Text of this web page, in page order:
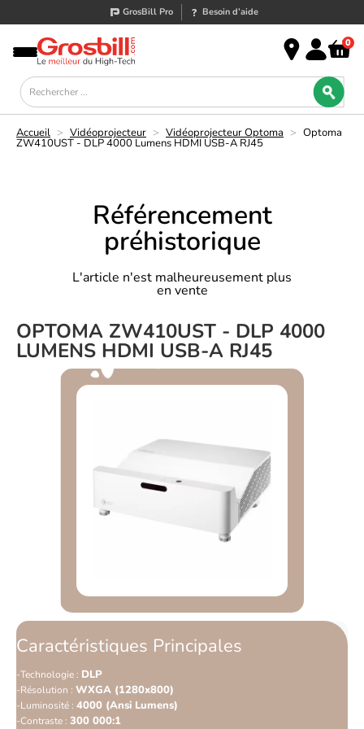
GrosBill Pro Besoin d’aide
0
Accueil > Vidéoprojecteur > Vidéoprojecteur Optoma > Optoma
ZW410UST - DLP 4000 Lumens HDMI USB-A RJ45
Référencement
préhistorique
L'article n'est malheureusement plus
en vente
OPTOMA ZW410UST - DLP 4000
LUMENS HDMI USB-A RJ45
Caractéristiques Principales
Technologie : DLP
Résolution : WXGA (1280x800)
Luminosité : 4000 (Ansi Lumens)
Contraste : 300 000:1